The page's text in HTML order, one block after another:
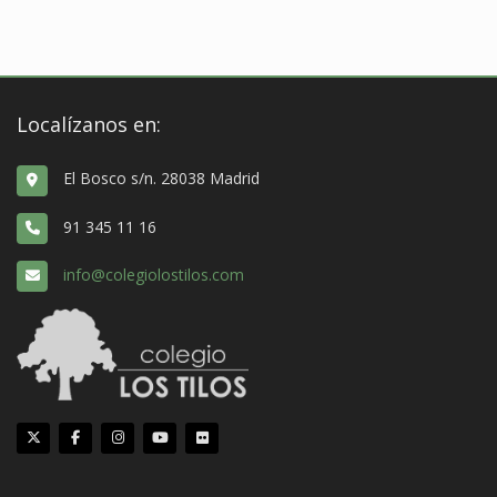
Localízanos en:
El Bosco s/n. 28038 Madrid
91 345 11 16
info@colegiolostilos.com